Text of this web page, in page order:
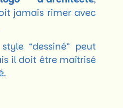
jamais rimer avec
“dessiné” peut
il doit être maîtrisé